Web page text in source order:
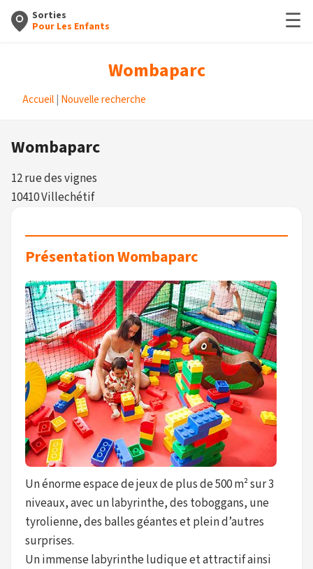
Sorties
Pour Les Enfants
☰
Wombaparc
Accueil Nouvelle recherche
Wombaparc
12 rue des vignes
10410 Villechétif
Présentation Wombaparc
Un énorme espace de jeux de plus de 500 m² sur 3
niveaux, avec un labyrinthe, des toboggans, une
tyrolienne, des balles géantes et plein d’autres
surprises.
Un immense labyrinthe ludique et attractif ainsi